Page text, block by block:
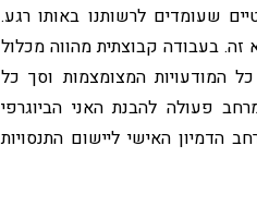
שעומדים לרשותנו באותו רגע.
זה. בעבודה קבוצתית מהווה מכלול
כל המודעויות המצומצמות וסך כל
פעולה להבנת האני הביוגרפי
הדמיון האישי ליישום התנסויות